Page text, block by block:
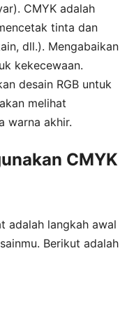
CMYK adalah
tinta dan
dll.). Mengabaikan
kekecewaan.
desain RGB untuk
melihat
warna akhir.
CMYK
adalah langkah awal
Berikut adalah